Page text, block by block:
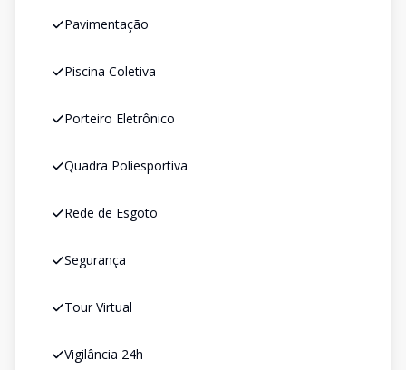
Pavimentação
Piscina Coletiva
Porteiro Eletrônico
Quadra Poliesportiva
Rede de Esgoto
Segurança
Tour Virtual
Vigilância 24h